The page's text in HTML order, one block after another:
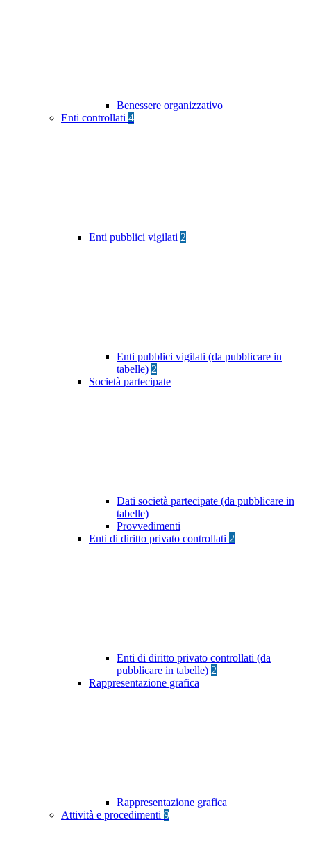
Benessere organizzativo
Enti controllati 4
Enti pubblici vigilati 2
Enti pubblici vigilati (da pubblicare in
tabelle) 2
Società partecipate
Dati società partecipate (da pubblicare in
tabelle)
Provvedimenti
Enti di diritto privato controllati 2
Enti di diritto privato controllati (da
pubblicare in tabelle) 2
Rappresentazione grafica
Rappresentazione grafica
Attività e procedimenti 9